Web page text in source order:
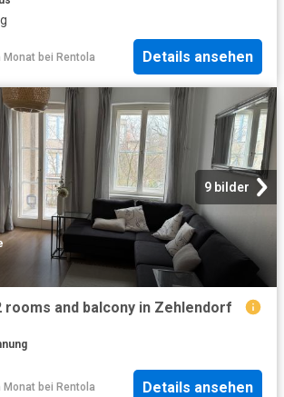
Monat bei Rentola Details ansehen
9 bilder
rooms and balcony in Zehlendorf
Monat bei Rentola Details ansehen